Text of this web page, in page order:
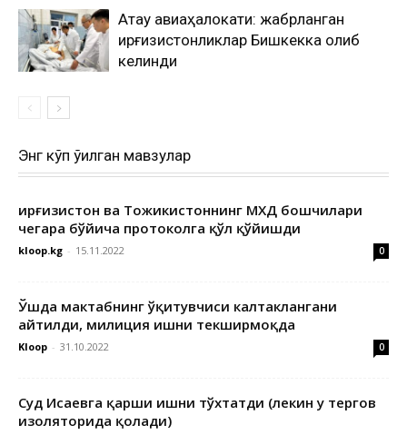
Ақтау авиаҳалокати: жабрланган
қирғизистонликлар Бишкекка олиб
келинди
Энг кўп ўқилган мавзулар
Қирғизистон ва Тожикистоннинг МХДҚ бошчилари
чегара бўйича протоколга қўл қўйишди
kloop.kg - 15.11.2022 0
Ўшда мактабнинг ўқитувчиси калтаклангани
айтилди, милиция ишни текширмоқда
Kloop - 31.10.2022 0
Суд Исаевга қарши ишни тўхтатди (лекин у тергов
изоляторида қолади)